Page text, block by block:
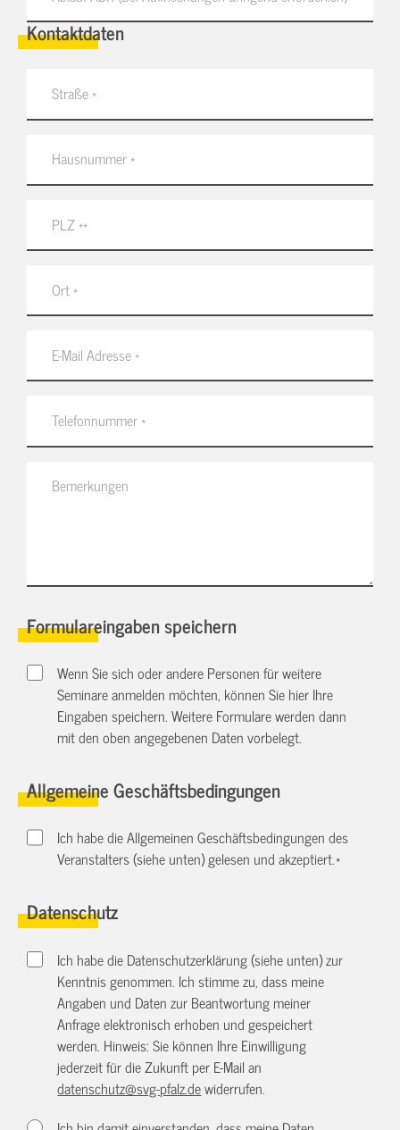
Kontaktdaten
Formulareingaben speichern
Wenn Sie sich oder andere Personen für weitere
Seminare anmelden möchten, können Sie hier Ihre
Eingaben speichern. Weitere Formulare werden dann
mit den oben angegebenen Daten vorbelegt.
Allgemeine Geschäftsbedingungen
Ich habe die Allgemeinen Geschäftsbedingungen des
Veranstalters (siehe unten) gelesen und akzeptiert.*
Datenschutz
Ich habe die Datenschutzerklärung (siehe unten) zur
Kenntnis genommen. Ich stimme zu, dass meine
Angaben und Daten zur Beantwortung meiner
Anfrage elektronisch erhoben und gespeichert
werden. Hinweis: Sie können Ihre Einwilligung
jederzeit für die Zukunft per E-Mail an
datenschutz@svg-pfalz.dewiderrufen.